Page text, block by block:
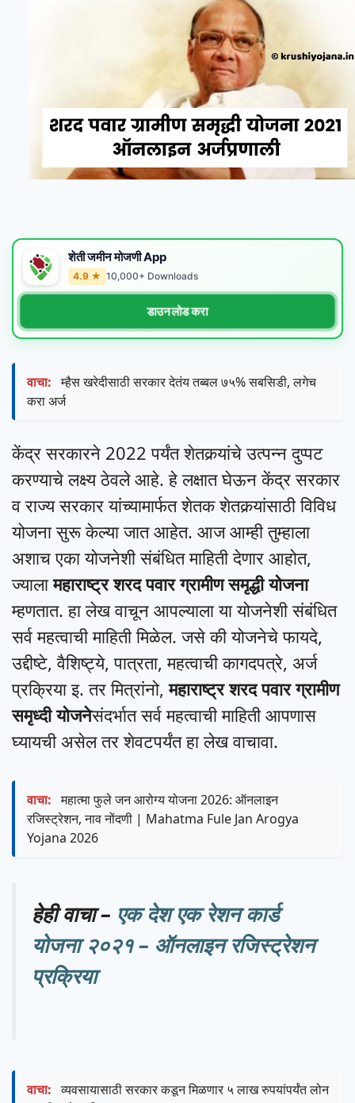
शेती जमीन मोजणी App
4.9 ★ 10,000+ Downloads
डाउनलोड करा
वाचा: म्हैस खरेदीसाठी सरकार देतंय तब्बल ७५% सबसिडी, लगेच
करा अर्ज
केंद्र सरकारने 2022 पर्यंत शेतकर्‍यांचे उत्पन्न दुप्पट
करण्याचे लक्ष्य ठेवले आहे. हे लक्षात घेऊन केंद्र सरकार
व राज्य सरकार यांच्यामार्फत शेतक शेतकर्‍यांसाठी विविध
योजना सुरू केल्या जात आहेत. आज आम्ही तुम्हाला
अशाच एका योजनेशी संबंधित माहिती देणार आहोत,
ज्यालामहाराष्ट्र शरद पवार ग्रामीण समृद्धी योजना
म्हणतात. हा लेख वाचून आपल्याला या योजनेशी संबंधित
सर्व महत्वाची माहिती मिळेल. जसे की योजनेचे फायदे,
उद्दीष्टे, वैशिष्ट्ये, पात्रता, महत्वाची कागदपत्रे, अर्ज
प्रक्रिया इ. तर मित्रांनो,महाराष्ट्र शरद पवार ग्रामीण
समृध्दी योजनेसंदर्भात सर्व महत्वाची माहिती आपणास
घ्यायची असेल तर शेवटपर्यंत हा लेख वाचावा.
वाचा: महात्मा फुले जन आरोग्य योजना 2026: ऑनलाइन
रजिस्ट्रेशन, नाव नोंदणी | Mahatma Fule Jan Arogya
Yojana 2026
हेही वाचा – एक देश एक रेशन कार्ड
योजना २०२१ – ऑनलाइन रजिस्ट्रेशन
प्रक्रिया
वाचा: व्यवसायासाठी सरकार कडून मिळणार ५ लाख रुपयांपर्यंत लोन